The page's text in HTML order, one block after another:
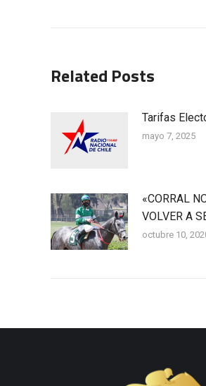
Related Posts
Tarifas
mayo 7, 2025
«CORRAL
VOLVER A
octubre 10,